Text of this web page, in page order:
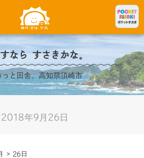
なら すさきかな。
っと田舎。高知県須崎市
2018年9月26日
> 26日